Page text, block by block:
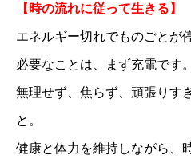
【時の流れに従って生きる】
エネルギー切れでものごとが
必要なことは、まず充電です。
無理せず、焦らず、頑張りす
と。
健康と体力を維持しながら、